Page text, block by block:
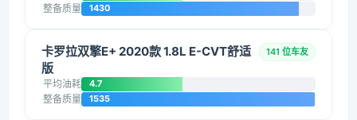
整备质量 1430
卡罗拉双擎E+ 2020款 1.8L E-CVT舒适
版
141 位车友
平均油耗 4.7
整备质量 1535